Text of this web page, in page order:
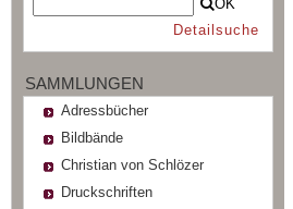
OK
Detailsuche
SAMMLUNGEN
Adressbücher
Bildbände
Christian von Schlözer
Druckschriften